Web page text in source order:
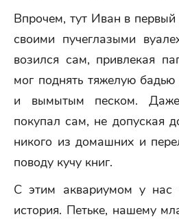
Впрочем, тут Иван в
своими пучеглазыми
возился сам, привлекая
мог поднять тяжелую
и вымытым песком.
покупал сам, не допуская
никого из домашних и
поводу кучу книг.
С этим аквариумом у нас
история. Петьке, нашему